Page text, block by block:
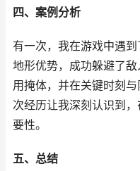
四、案例分析
有一次，我在游戏中遇
地形优势，成功躲避了
用掩体，并在关键时刻
次经历让我深刻认识到
要性。
五、总结